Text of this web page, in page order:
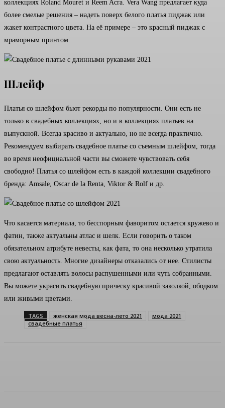
коллекциях Roland Mouret и Reem Acra. Vera Wang предлагает куда
более смелые решения – надеть поверх белого платья пиджак или
жакет контрастного цвета. На её примере – это красный пиджак с
мраморным принтом.
Шлейф
Платья со шлейфом бьют рекорды по популярности. Они есть не
только в свадебных коллекциях, но и в коллекциях платьев на
выпускной. Всегда красиво и актуально, но не всегда практично.
Рекомендуем выбирать свадебное платье со съемным шлейфом, тогда
во время неофициальной части вы сможете чувствовать себя
свободно! Платья со шлейфом есть в каждой коллекции свадебного
бренда: Amsale, Oscar de la Renta, Viktor & Rolf и др.
Что касается материала, то бесспорным фаворитом остается кружево и
фатин, также актуальны атлас и шелк. Если говорить о таком
обязательном атрибуте невесты, как фата, то она несколько утратила
свою актуальность. Многие дизайнеры отказались от нее. Стилисты
предлагают оставлять волосы распушенными или чуть собранными.
Вы можете украсить свадебную прическу красивой заколкой, ободком
или живыми цветами.
TAGS женская мода весна-лето 2021
мода 2021
свадебные платья